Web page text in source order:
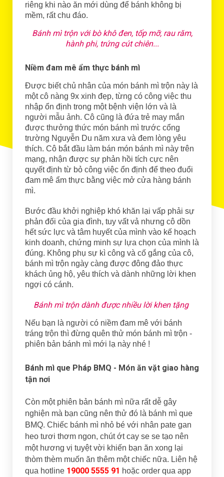
riêng khi nào ăn mới dùng để bánh không bị
mềm, rất chu đáo.
Bánh mì trộn với bò khô đen, tốp mỡ, rau răm,
hành phi, trứng cút chiên...
Niềm đam mê ẩm thực bánh mì
Được biết chủ nhân của món bánh mì trộn này là
một cô nàng 9x xinh đẹp, từng có công việc thu
nhập ổn định trong một bệnh viện lớn và là
người mẫu ảnh. Cô cũng là đứa trẻ may mắn
được thưởng thức món bánh mì trước cổng
trường Nguyễn Du năm xưa và đem lòng yêu
thích. Cô bắt đầu làm bán món bánh mì này trên
mạng, nhận được sự phản hồi tích cực nên
quyết định từ bỏ công việc ổn định để theo đuổi
đam mê ẩm thực bằng việc mở cửa hàng bánh
mì.
Bước đầu khởi nghiệp khó khăn lại vấp phải sự
phản đối của gia đình, tuy vất vả nhưng cô dồn
hết sức lực và tâm huyết của mình vào kế hoạch
kinh doanh, chứng minh sự lựa chọn của mình là
đúng. Không phụ sự kì công và cố gắng của cô,
bánh mì trộn ngày càng được đông đảo thực
khách ủng hộ, yêu thích và dành những lời khen
ngợi có cánh.
Bánh mì trộn dành được nhiều lời khen tặng
Nếu bạn là người có niềm đam mê với bánh
tráng trộn thì đừng quên thử món bánh mì trộn -
phiên bản bánh mì mới lạ này nhé !
Bánh mì que Pháp BMQ - Món ăn vặt giao hàng
tận nơi
Còn một phiên bản bánh mì nữa rất dễ gây
nghiện mà bạn cũng nên thử đó là bánh mì que
BMQ. Chiếc bánh mì nhỏ bé với nhân pate gan
heo tươi thơm ngon, chút ớt cay se se tạo nên
một hương vị tuyệt vời khiến bạn ăn xong lại
thòm thèm muốn ăn thêm một chiếc nữa. Liên hệ
qua hotline 19000 5555 91 hoặc order qua app